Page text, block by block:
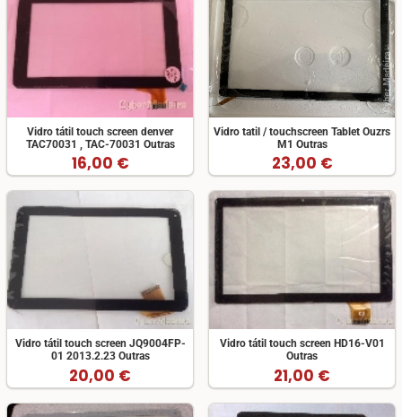
Vidro tátil touch screen denver
TAC70031 , TAC-70031 Outras
16,00 €
Vidro tatil / touchscreen Tablet Ouzrs
M1 Outras
23,00 €
Vidro tátil touch screen JQ9004FP-
01 2013.2.23 Outras
20,00 €
Vidro tátil touch screen HD16-V01
Outras
21,00 €